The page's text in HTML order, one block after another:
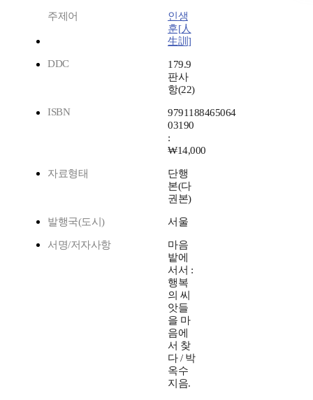
주제어
인생
훈[人
生訓]
DDC
179.9
판사
항(22)
ISBN
9791188465064
03190
:
₩14,000
자료형태
단행
본(다
권본)
발행국(도시) 서울
서명/저자사항
마음
밭에
서서 :
행복
의 씨
앗들
을 마
음에
서 찾
다 / 박
옥수
지음.